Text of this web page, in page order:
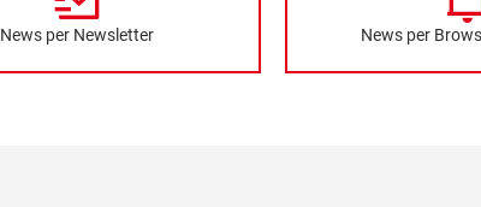
News per Newsletter News per